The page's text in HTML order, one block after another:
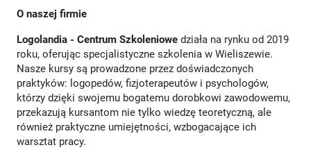
O naszej firmie
Logolandia - Centrum Szkoleniowe działa na rynku od 2019
roku, oferując specjalistyczne szkolenia w Wieliszewie.
Nasze kursy są prowadzone przez doświadczonych
praktyków: logopedów, fizjoterapeutów i psychologów,
którzy dzięki swojemu bogatemu dorobkowi zawodowemu,
przekazują kursantom nie tylko wiedzę teoretyczną, ale
również praktyczne umiejętności, wzbogacające ich
warsztat pracy.